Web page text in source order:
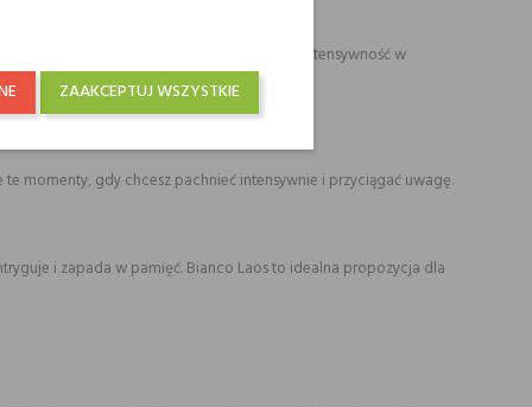
każdemu, kto ceni indywidualność i intensywność w
momenty, gdy chcesz pachnieć intensywnie i przyciągać uwagę.
i zapada w pamięć. Bianco Laos to idealna propozycja dla
ZAAKCEPTUJ WSZYSTKIE